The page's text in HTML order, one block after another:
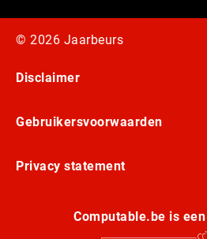
© 2026 Jaarbeurs
Disclaimer
Gebruikersvoorwaarden
Privacy statement
Computable.be is